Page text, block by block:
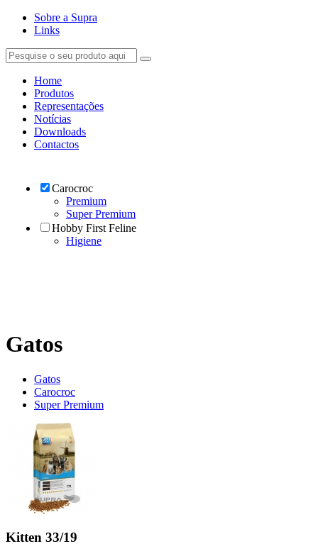
Sobre a Supra
Links
Home
Produtos
Representações
Notícias
Downloads
Contactos
Carocroc
Premium
Super Premium
Hobby First Feline
Higiene
Gatos
Gatos
Carocroc
Super Premium
Kitten 33/19